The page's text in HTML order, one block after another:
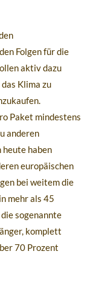
Folgen für die
aktiv dazu
Klima zu
Paket mindestens
anderen
haben
europäischen
bei weitem die
mehr als 45
sogenannte
komplett
70 Prozent